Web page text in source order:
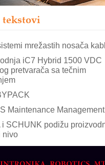
tekstovi
mašinama
Crysta-Apex V PLUS:
mrežastih nosača
iC7 Hybrid 1500 VDC
pretvarača sa tečnim
Maintenance Management
i SCHUNK podižu
nivo